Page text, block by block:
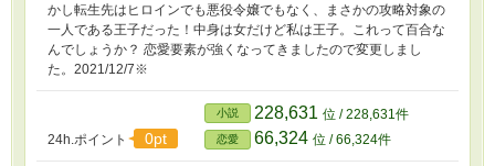
かし転生先はヒロインでも悪役令嬢でもなく、まさかの攻略対象の
一人である王子だった！中身は女だけど私は王子。これって百合な
んでしょうか？ 恋愛要素が強くなってきましたので変更しまし
た。2021/12/7※
24h.ポイント 0pt
小説 228,631 位 / 228,631件
恋愛 66,324 位 / 66,324件